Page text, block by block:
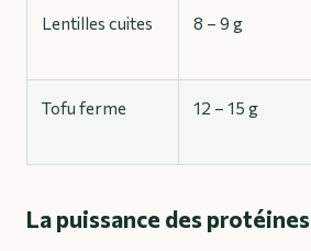
Lentilles cuites 8 – 9 g
Tofu ferme 12 – 15 g
La puissance des